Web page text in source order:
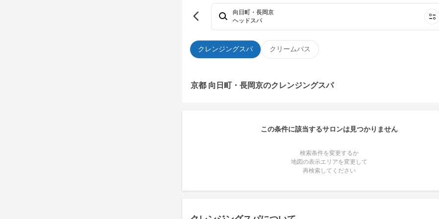
クレンジングスパ クリームバス
向日町・長岡京
ヘッドスパ
京都 向日町・長岡京のクレンジングスパ
この条件に該当するサロンは見つかりません
検索条件を変更するか
地図の表示エリアを変更して
再検索してください